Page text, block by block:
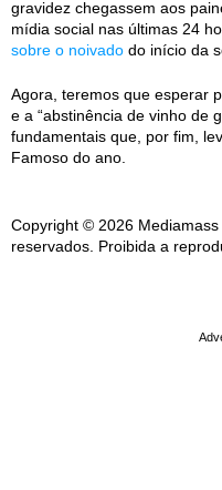
gravidez chegassem aos
mídia social nas últimas 24
sobre o noivado do início da
Agora, teremos que esperar
e a “abstinência de vinho de
fundamentais que, por fim,
Famoso do ano.
Copyright © 2026
reservados. Proibida a